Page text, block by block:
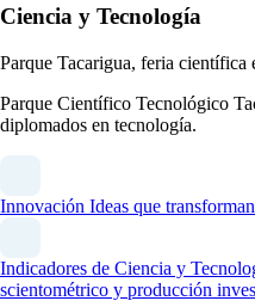
Ciencia y Tecnología
Parque Tacarigua, feria científica
Parque Científico Tecnológico
diplomados en tecnología.
Innovación Ideas que
Indicadores de Ciencia y
scientométrico y producción